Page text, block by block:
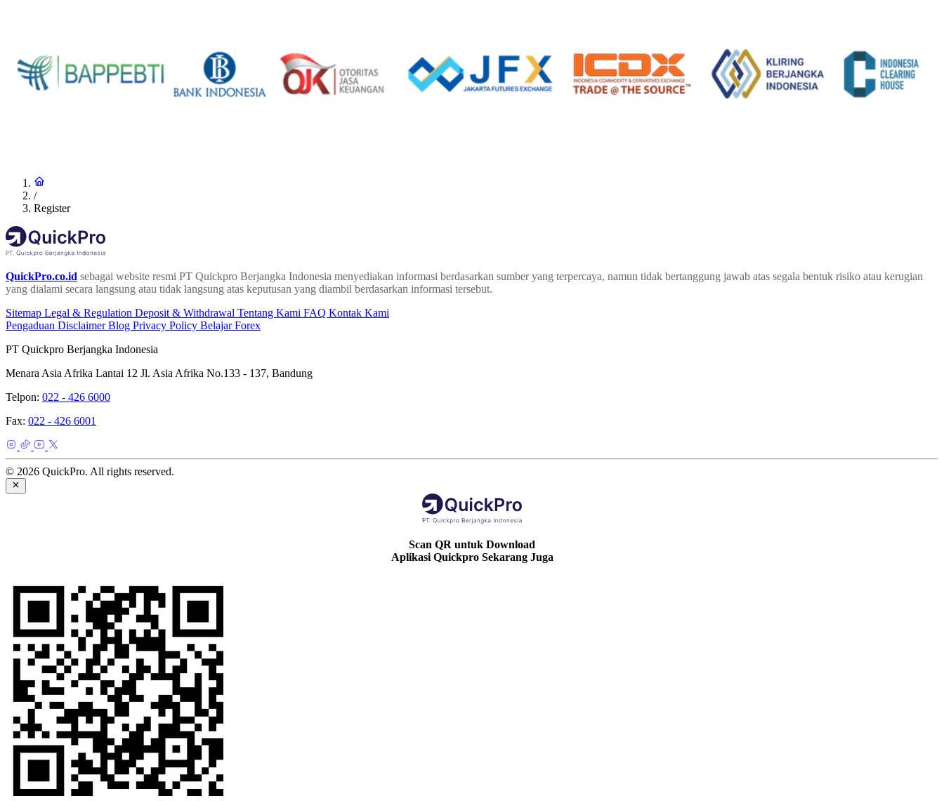
/
Register
QuickPro.co.id sebagai website resmi PT Quickpro Berjangka Indonesia menyediakan informasi berdasarkan sumber yang terpercaya, namun tidak bertanggung jawab atas segala bentuk risiko atau kerugian
yang dialami secara langsung atau tidak langsung atas keputusan yang diambil berdasarkan informasi tersebut.
Sitemap Legal & Regulation Deposit & Withdrawal Tentang Kami FAQ Kontak Kami
Pengaduan DisclaimerBlog Privacy Policy Belajar Forex
PT Quickpro Berjangka Indonesia
Menara Asia Afrika Lantai 12 Jl. Asia Afrika No.133 - 137, Bandung
Telpon: 022 - 426 6000
Fax: 022 - 426 6001
© 2026 QuickPro. All rights reserved.
Scan QR untuk Download
Aplikasi Quickpro Sekarang Juga